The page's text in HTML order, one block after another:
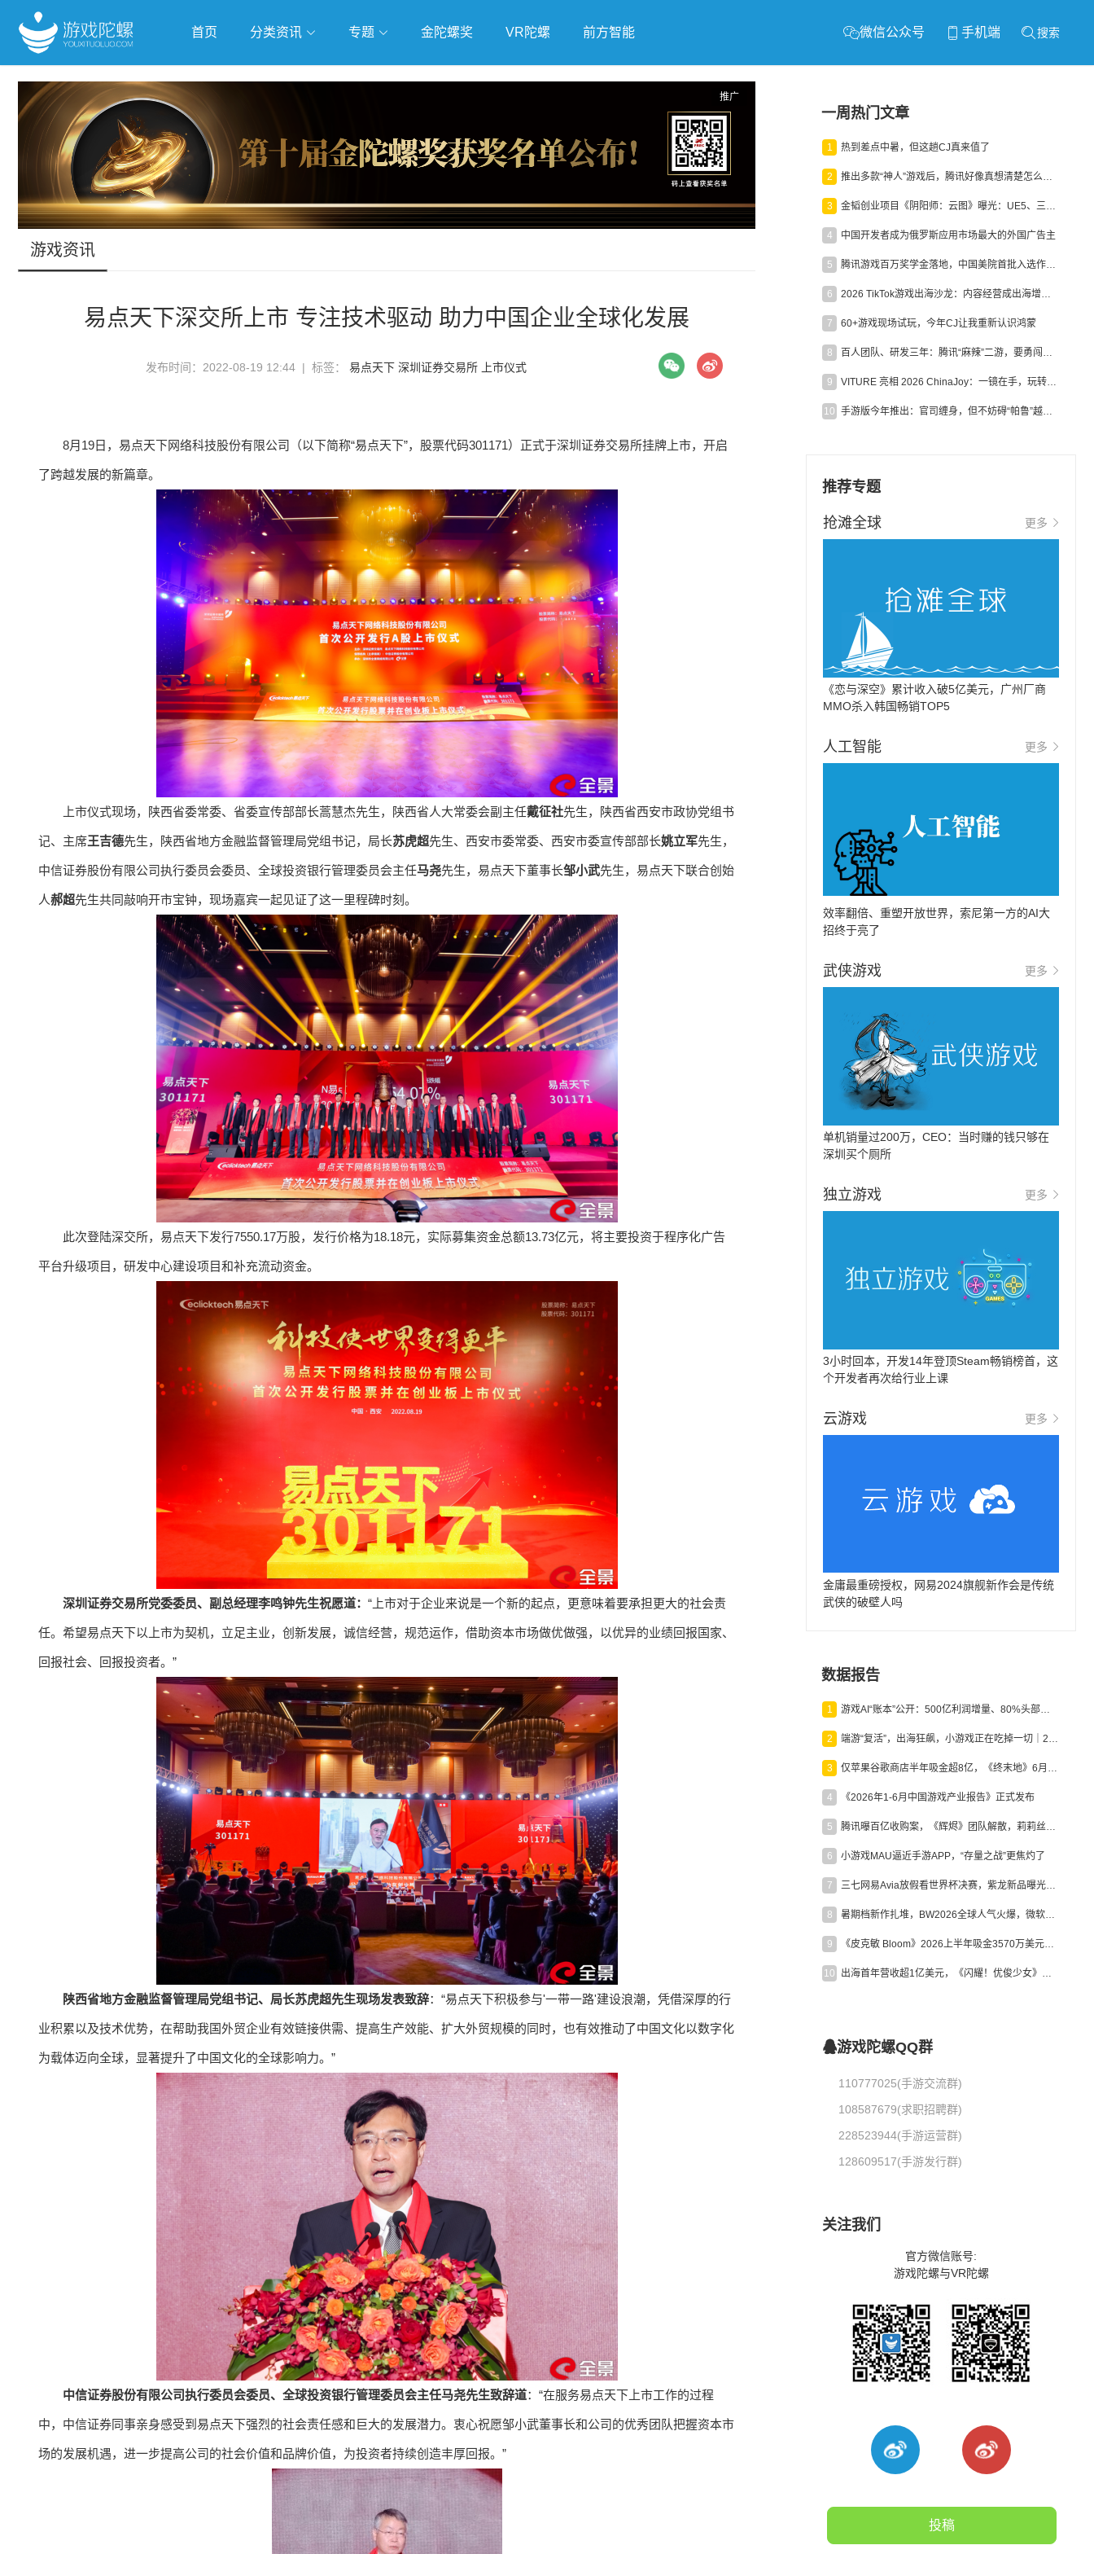
首页 分类资讯 专题
抢滩全球 人工智能 武侠游戏 独立游戏 云游戏
跨界Talk
金陀螺奖 VR陀螺 前方智能 微信公众号 手机端 搜索
推广
游戏资讯
易点天下深交所上市 专注技术驱动 助力中国企业全球化发展
发布时间：2022-08-19 12:44 | 标签： 易点天下 深圳证券交易所 上市仪式
8月19日，易点天下网络科技股份有限公司（以下简称“易点天下”，股票代码301171）正式于深圳证券交易所挂牌上市，开启
了跨越发展的新篇章。
上市仪式现场，陕西省委常委、省委宣传部部长蒿慧杰先生，陕西省人大常委会副主任戴征社先生，陕西省西安市政协党组书
记、主席王吉德先生，陕西省地方金融监督管理局党组书记，局长苏虎超先生、西安市委常委、西安市委宣传部部长姚立军先生，
中信证券股份有限公司执行委员会委员、全球投资银行管理委员会主任马尧先生，易点天下董事长邹小武先生，易点天下联合创始
人郝超先生共同敲响开市宝钟，现场嘉宾一起见证了这一里程碑时刻。
此次登陆深交所，易点天下发行7550.17万股，发行价格为18.18元，实际募集资金总额13.73亿元，将主要投资于程序化广告
平台升级项目，研发中心建设项目和补充流动资金。
深圳证券交易所党委委员、副总经理李鸣钟先生祝愿道： “上市对于企业来说是一个新的起点，更意味着要承担更大的社会责
任。希望易点天下以上市为契机，立足主业，创新发展，诚信经营，规范运作，借助资本市场做优做强，以优异的业绩回报国家、
回报社会、回报投资者。”
陕西省地方金融监督管理局党组书记、局长苏虎超先生现场发表致辞：“易点天下积极参与'一带一路'建设浪潮，凭借深厚的行
业积累以及技术优势，在帮助我国外贸企业有效链接供需、提高生产效能、扩大外贸规模的同时，也有效推动了中国文化以数字化
为载体迈向全球，显著提升了中国文化的全球影响力。”
中信证券股份有限公司执行委员会委员、全球投资银行管理委员会主任马尧先生致辞道：“在服务易点天下上市工作的过程
中，中信证券同事亲身感受到易点天下强烈的社会责任感和巨大的发展潜力。衷心祝愿邹小武董事长和公司的优秀团队把握资本市
场的发展机遇，进一步提高公司的社会价值和品牌价值，为投资者持续创造丰厚回报。”
一周热门文章
1 热到差点中暑，但这趟CJ真来值了
2 推出多款“神人”游戏后，腾讯好像真想清楚怎么做二次元了
3 金韬创业项目《阴阳师：云图》曝光：UE5、三端互通、ARPG
4 中国开发者成为俄罗斯应用市场最大的外国广告主
5 腾讯游戏百万奖学金落地，中国美院首批入选作品获业内关注
6 2026 TikTok游戏出海沙龙：内容经营成出海增长新引擎
7 60+游戏现场试玩，今年CJ让我重新认识鸿蒙
8 百人团队、研发三年：腾讯“麻辣”二游，要勇闯男性恋爱市场
9 VITURE 亮相 2026 ChinaJoy：一镜在手，玩转全场！
10 手游版今年推出：官司缠身，但不妨碍“帕鲁”越来越火
推荐专题
抢滩全球 更多
《恋与深空》累计收入破5亿美元，广州厂商
MMO杀入韩国畅销TOP5
人工智能 更多
效率翻倍、重塑开放世界，索尼第一方的AI大
招终于亮了
武侠游戏 更多
单机销量过200万，CEO：当时赚的钱只够在
深圳买个厕所
独立游戏 更多
3小时回本，开发14年登顶Steam畅销榜首，这
个开发者再次给行业上课
云游戏 更多
金庸最重磅授权，网易2024旗舰新作会是传统
武侠的破壁人吗
数据报告
1 游戏AI“账本”公开：500亿利润增量、80%头部入局，谁在闷声发财？
2 端游“复活”，出海狂飙，小游戏正在吃掉一切｜2026上半年产业报告
3 仅苹果谷歌商店半年吸金超8亿，《终末地》6月份收入显著回暖
4 《2026年1-6月中国游戏产业报告》正式发布
5 腾讯曝百亿收购案，《辉烬》团队解散，莉莉丝新作曝光｜陀螺周报
6 小游戏MAU逼近手游APP，“存量之战”更焦灼了
7 三七网易Avia放假看世界杯决赛，紫龙新品曝光，米哈游新作上线 | 陀螺周报
8 暑期档新作扎堆，BW2026全球人气火爆，微软XBOX大裁员|陀螺周报
9 《皮克敏 Bloom》2026上半年吸金3570万美元，中国台湾成最大市场
10 出海首年营收超1亿美元，《闪耀！优俊少女》美国市场占比达七成
游戏陀螺QQ群
110777025(手游交流群)
108587679(求职招聘群)
228523944(手游运营群)
128609517(手游发行群)
关注我们
官方微信账号:
游戏陀螺与VR陀螺
投稿